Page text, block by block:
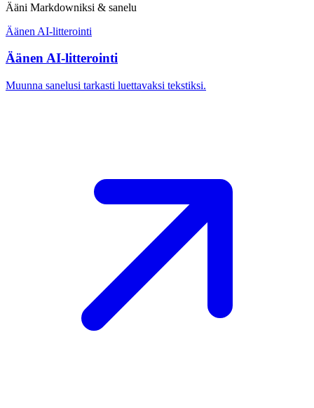
Ääni Markdowniksi & sanelu
Äänen AI-litterointi
Äänen AI-litterointi
Muunna sanelusi tarkasti luettavaksi tekstiksi.